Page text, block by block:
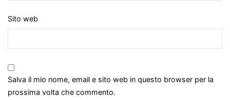
Sito web
Salva il mio nome, email e sito web in questo browser per la
prossima volta che commento.